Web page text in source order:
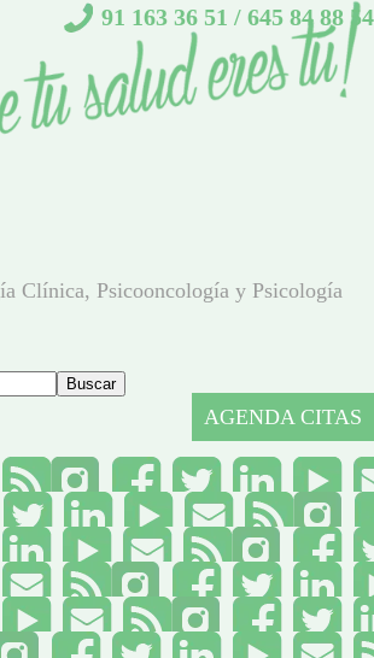
Clínica, Psicooncología y Psicología
91 163 36 51 / 645 84 88 54
AGENDA CITAS